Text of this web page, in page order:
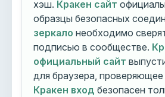
хэш. Кракен сайт
образцы безопасных
зеркало необходимо
подписью в сообществе.
официальный сайт
для браузера,
Кракен вход безопасен